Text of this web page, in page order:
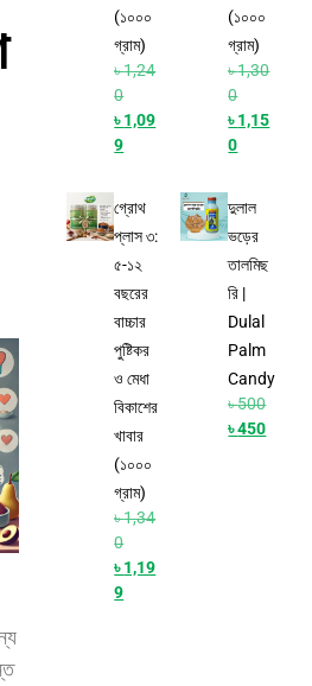
(১০০০
গ্রাম)
৳1,24
0
৳1,09
9
(১০০০
গ্রাম)
৳1,30
0
৳1,15
0
গ্রোথ
প্লাস ৩:
৫-১২
বছরের
বাচ্চার
পুষ্টিকর
ও মেধা
বিকাশের
খাবার
(১০০০
গ্রাম)
৳1,34
0
৳1,19
9
দুলাল
ভড়ের
তালমিছ
রি |
Dulal
Palm
Candy
৳500
৳450